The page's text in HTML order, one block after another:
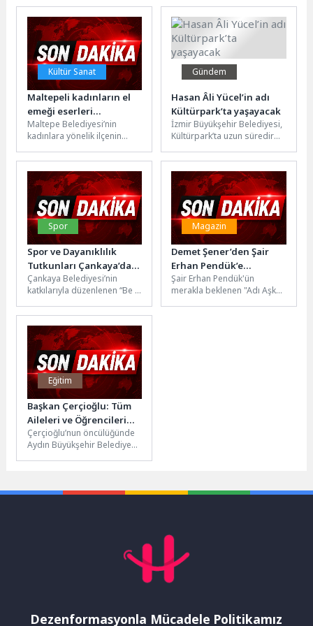
Federasyonu tarafından
düzenlenen ÜNİLİG Yaz Spor
Oyunları...
sahnelenen “Bu Da Geçer Ya
Hu” adlı...
Kültür Sanat
Maltepeli kadınların el
emeği eserleri
sergilenmeye başladı
Maltepe Belediyesi’nin
kadınlara yönelik ilçenin
kadın danışma ve sosyal
yaşam merkezlerinde
eğitim...
Gündem
Hasan Âli Yücel’in adı
Kültürpark’ta yaşayacak
İzmir Büyükşehir Belediyesi,
Kültürpark’ta uzun süredir
teknolojik altyapısıyla
doğayla iç...
Spor
Spor ve Dayanıklılık
Tutkunları Çankaya’da
Bir Araya Geldi
Çankaya Belediyesi’nin
katkılarıyla düzenlenen “Be A
Haziran’da Gölbaşı’ndaki
Mogan Gölü Yelken
Adası’nda...
Magazin
Demet Şener’den Şair
Erhan Pendük’e
gönülden destek
Şair Erhan Pendük'ün
merakla beklenen "Adı Aşk
Eğitim
Başkan Çerçioğlu: Tüm
Aileleri ve Öğrencileri
Şenliğimize Bekliyoruz
Çerçioğlu’nun öncülüğünde
Aydın Büyükşehir Belediyesi
Dezenformasyonla Mücadele Politikamız